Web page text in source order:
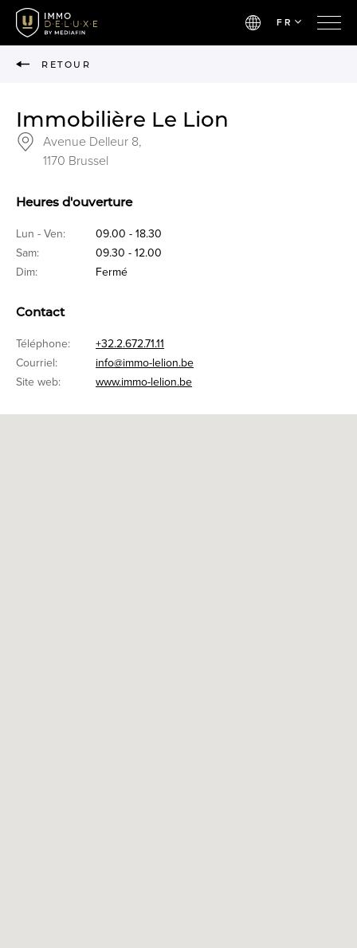
FR
RETOUR
Immobilière Le Lion
Avenue Delleur 8,
1170 Brussel
Heures d'ouverture
Lun - Ven:
09.00 - 18.30
Sam:
09.30 - 12.00
Dim:
Fermé
Contact
Téléphone:
+32.2.672.71.11
Courriel:
info@immo-lelion.be
Site web:
www.immo-lelion.be